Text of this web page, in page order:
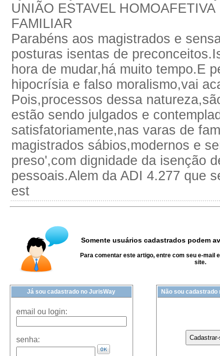
UNIÃO ESTAVEL
FAMILIAR
Parabéns aos magistrados e
posturas isentas de
hora de mudar,há muito tempo.E
hipocrísia e falso moralismo,vai
Pois,processos dessa
estão sendo julgados e
satisfatoriamente,nas varas de
magistrados sábios,modernos e
preso',com dignidade da isenção
pessoais.Alem da ADI 4.277 que
est
Somente usuários cadastrados podem
Para comentar este artigo, entre com seu e-mail
site.
Já sou cadastrado no JurisWay
email ou login:
senha:
Não sou cadastrado